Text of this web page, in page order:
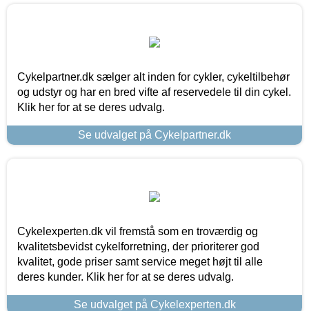
Cykelpartner.dk sælger alt inden for cykler, cykeltilbehør
og udstyr og har en bred vifte af reservedele til din cykel.
Klik her for at se deres udvalg.
Se udvalget på Cykelpartner.dk
Cykelexperten.dk vil fremstå som en troværdig og
kvalitetsbevidst cykelforretning, der prioriterer god
kvalitet, gode priser samt service meget højt til alle
deres kunder. Klik her for at se deres udvalg.
Se udvalget på Cykelexperten.dk